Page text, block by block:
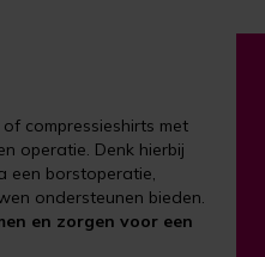
compressieshirts met
operatie. Denk hierbij
een borstoperatie,
ondersteunen bieden.
en zorgen voor een